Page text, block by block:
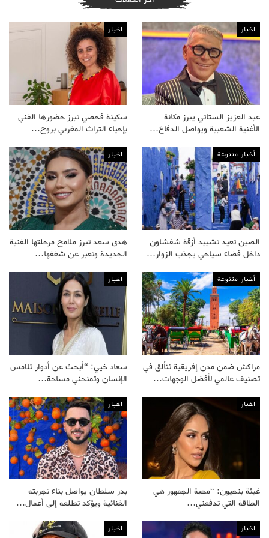
اخبار
عبد العزيز الستاتي يبرز مكانة
الأغنية الشعبية ويواصل الدفاع…
اخبار
سكينة فحصي تبرز حضورها الفني
بإحياء التراث المغربي بروح…
أخبار متنوعة
الصين تعيد تشييد أزقة شفشاون
داخل فضاء سياحي يجذب الزوار…
اخبار
هدى سعد تبرز ملامح مرحلتها الفنية
الجديدة وتعبر عن شغفها…
أخبار متنوعة
مراكش ضمن مدن إفريقية تتألق في
تصنيف عالمي لأفضل الوجهات…
اخبار
سعاد خيي: “أبحث عن أدوار تلامس
الإنسان وتمنحني مساحة…
اخبار
غيثة بنحيون: “محبة الجمهور هي
الطاقة التي تدفعني…
اخبار
بدر سلطان يواصل بناء تجربته
الغنائية ويؤكد تطلعه إلى أعمال…
اخبار اخبار